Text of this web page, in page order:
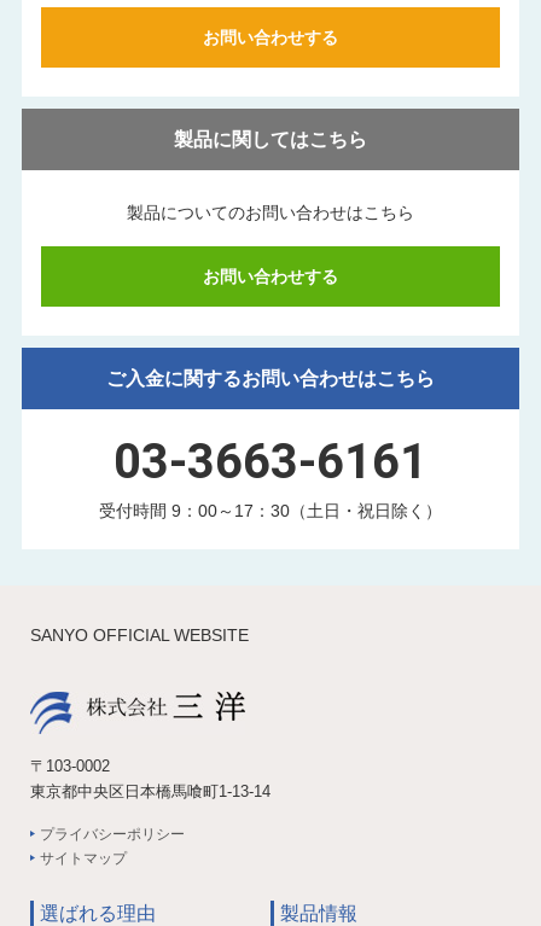
お問い合わせする
製品に関してはこちら
製品についてのお問い合わせはこちら
お問い合わせする
ご入金に関するお問い合わせはこちら
03-3663-6161
受付時間 9：00～17：30（土日・祝日除く）
SANYO OFFICIAL WEBSITE
〒103-0002
東京都中央区日本橋馬喰町1-13-14
プライバシーポリシー
サイトマップ
選ばれる理由 製品情報